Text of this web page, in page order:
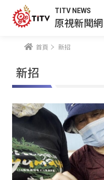
TITV NEWS
原視新聞網
首頁 新招
新招